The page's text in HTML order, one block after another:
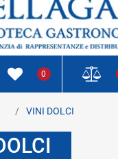
0
VINI DOLCI